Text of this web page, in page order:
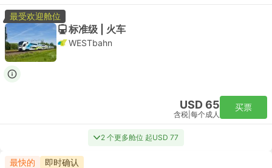
最受欢迎舱位
标准级 | 火车
WESTbahn
USD 65
含税 每个成人
买票
2 个更多舱位 起USD 77
最快的 即时确认